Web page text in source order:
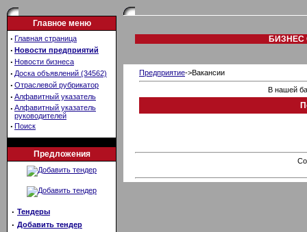
Главное меню
· Главная страница
· Новости предприятий
· Новости бизнеса
· Доска объявлений (34562)
· Отраслевой рубрикатор
· Алфавитный указатель
· Алфавитный указатель
руководителей
· Поиск
Предложения
· Тендеры
· Добавить тендер
БИЗНЕС
Предприятие->Вакансии
В нашей